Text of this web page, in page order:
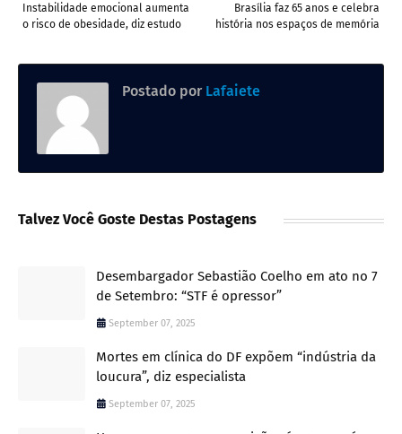
Brasília faz 65 anos e celebra
história nos espaços de memória
Instabilidade emocional aumenta
o risco de obesidade, diz estudo
Postado por Lafaiete
Talvez Você Goste Destas Postagens
Desembargador Sebastião Coelho em ato no 7
de Setembro: “STF é opressor”
September 07, 2025
Mortes em clínica do DF expõem “indústria da
loucura”, diz especialista
September 07, 2025